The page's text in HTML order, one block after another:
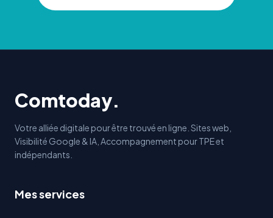
Comtoday.
Votre alliée digitale pour être trouvé en ligne. Sites web,
Visibilité Google & IA, Accompagnement pour TPE et
indépendants.
Mes services